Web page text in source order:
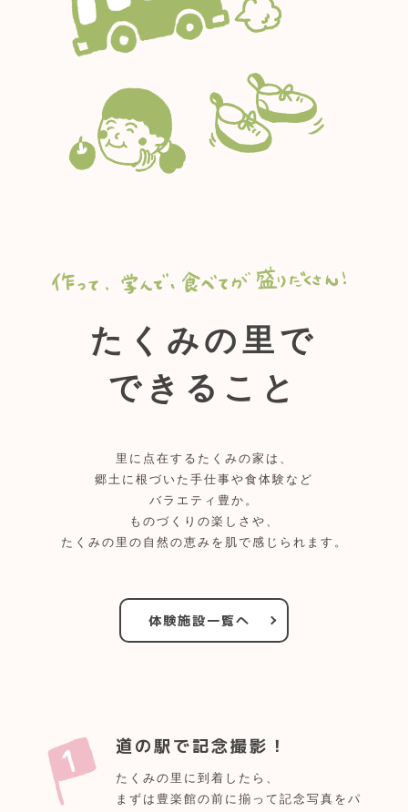
たくみの里で
できること
里に点在するたくみの家は、
郷土に根づいた手仕事や食体験など
バラエティ豊か。
ものづくりの楽しさや、
たくみの里の自然の恵みを肌で感じられます。
体験施設一覧へ
道の駅で記念撮影！
たくみの里に到着したら、
まずは豊楽館の前に揃って記念写真をパ